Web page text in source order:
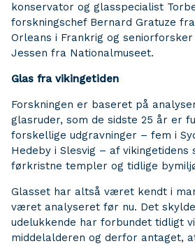
konservator og glasspecialist
forskningschef Bernard Gratuze
Orleans i Frankrig og seniorforsker
Jessen fra Nationalmuseet.
Glas fra vikingetiden
Forskningen er baseret på
glasruder, som de sidste 25 år er
forskellige udgravninger – fem i
Hedeby i Slesvig – af vikingetidens
førkristne templer og tidlige
Glasset har altså været kendt i
været analyseret før nu. Det
udelukkende har forbundet tidligt
middelalderen og derfor antaget,